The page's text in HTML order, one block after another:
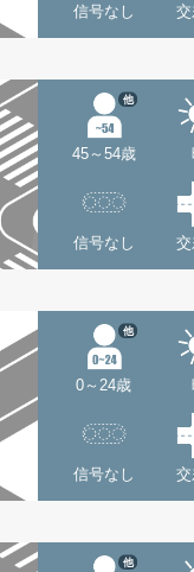
信号なし 交
45～54歳
他
信号なし 交
0～24歳
他
信号なし 交
他